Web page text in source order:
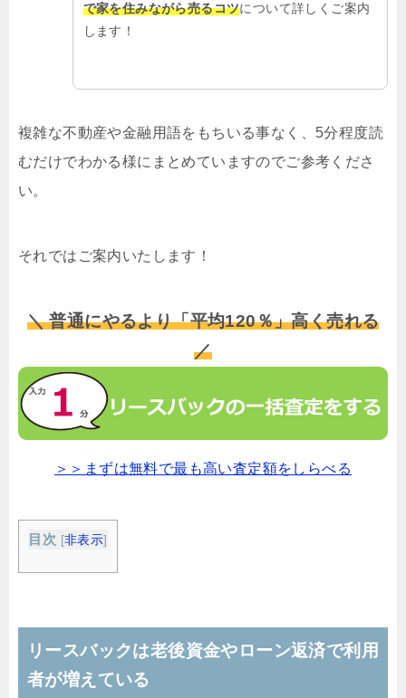
で家を住みながら売るコツについて詳しくご案内
します！
複雑な不動産や金融用語をもちいる事なく、5分程度読
むだけでわかる様にまとめていますのでご参考くださ
い。
それではご案内いたします！
＼ 普通にやるより「平均120％」高く売れる
／
＞＞まずは無料で最も高い査定額をしらべる
目次 [非表示]
リースバックは老後資金やローン返済で利用
者が増えている